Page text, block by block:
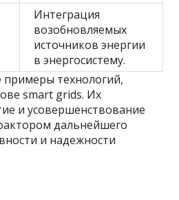
Интеграция
возобновляемых
источников энергии
в энергосистему.
технологий,
smart grids. Их
и усовершенствование
дальнейшего
и надежности